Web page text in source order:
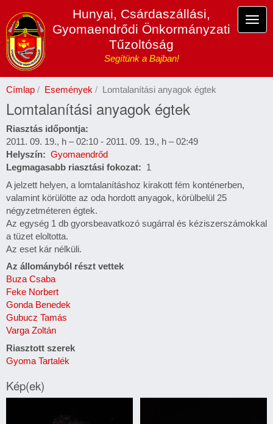
tartalomra
Hunyai, Csárdaszállási,
Gyomaendrődi Önkormányzati
Tűzoltóság
Segítünk a Bajban!
Címlap Események Lomtalanítási anyagok égtek
Lomtalanítási anyagok égtek
Riasztás időpontja
2011. 09. 19., h – 02:10 - 2011. 09. 19., h – 02:49
Helyszín
Gyomaendrőd
Legmagasabb riasztási fokozat
1
A jelzett helyen, a lomtalanításhoz kirakott fém konténerben,
valamint körülötte az oda hordott anyagok, körülbelül 25
négyzetméteren égtek.
Az egység 1 db gyorsbeavatkozó sugárral és kéziszerszámokkal
a tüzet eloltotta.
Az eset kár nélküli.
Az állományból részt vettek
Buza Csaba
Feke Norbert
Gonda Benedek
Gubucz Tamás
Varga Zoltán
Riasztott szerek
Gyoma Tartalék
Kép(ek)